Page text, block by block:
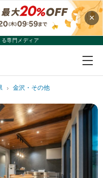
×
専門メディア
金沢・その他